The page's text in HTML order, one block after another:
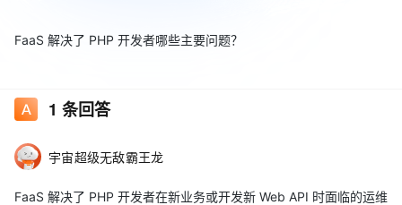
FaaS 解决了 PHP 开发者哪些主要问题？
1 条回答
宇宙超级无敌霸王龙
FaaS 解决了 PHP 开发者在新业务或开发新 Web API 时面临的运维